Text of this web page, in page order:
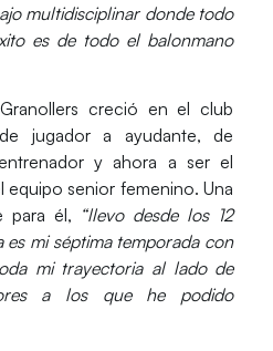
multidisciplinar donde todo
es de todo el balonmano
creció en el club
jugador a ayudante, de
y ahora a ser el
equipo senior femenino. Una
para él, “llevo desde los 12
es mi séptima temporada con
mi trayectoria al lado de
a los que he podido